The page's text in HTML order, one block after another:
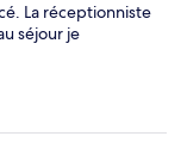
La réceptionniste
séjour je